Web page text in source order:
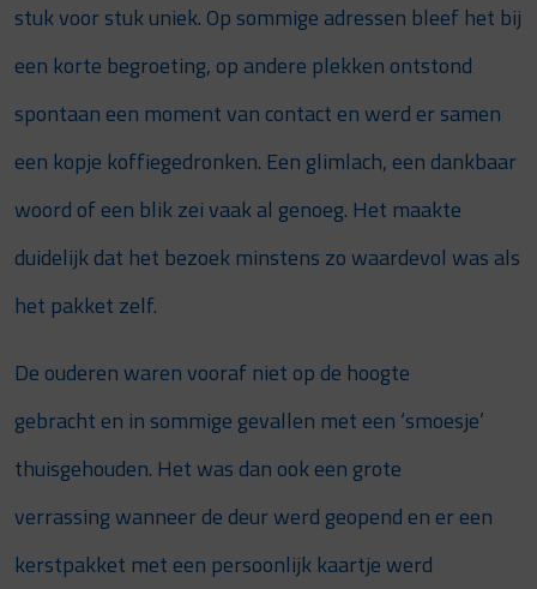
stuk voor stuk uniek. Op sommige adressen bleef het bij
een korte begroeting, op andere plekken ontstond
spontaan een moment van contact en werd er samen
een kopje koffiegedronken. Een glimlach, een dankbaar
woord of een blik zei vaak al genoeg. Het maakte
duidelijk dat het bezoek minstens zo waardevol was als
het pakket zelf.
De ouderen waren vooraf niet op de hoogte
gebracht en in sommige gevallen met een ‘smoesje’
thuisgehouden. Het was dan ook een grote
verrassing wanneer de deur werd geopend en er een
kerstpakket met een persoonlijk kaartje werd